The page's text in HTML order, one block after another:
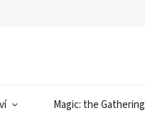
Magic: the Gathering